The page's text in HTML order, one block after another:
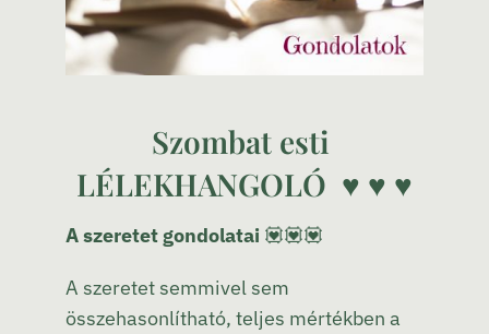
Szombat esti
LÉLEKHANGOLÓ ♥ ♥ ♥
A szeretet gondolatai 💟💟💟
A szeretet semmivel sem
összehasonlítható, teljes mértékben a